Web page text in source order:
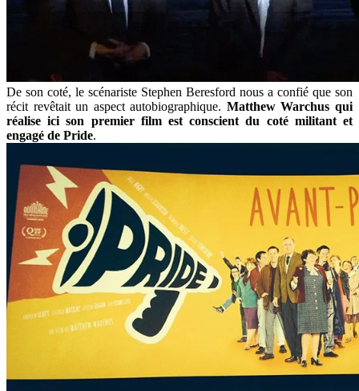
De son coté, le scénariste Stephen Beresford nous a confié que son
récit revêtait un aspect autobiographique. Matthew Warchus qui
réalise ici son premier film est conscient du coté militant et
engagé de Pride.